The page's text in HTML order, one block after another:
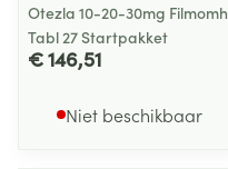
Otezla 10-20-30mg Filmomh
Tabl 27 Startpakket
€ 146,51
Niet beschikbaar